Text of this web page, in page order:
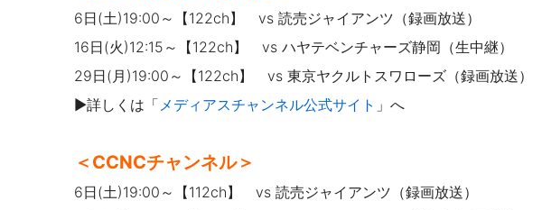
6日(土)19:00～【122ch】 vs 読売ジャイアンツ（録画放送）
16日(火)12:15～【122ch】 vs ハヤテベンチャーズ静岡（生中継）
29日(月)19:00～【122ch】 vs 東京ヤクルトスワローズ （録画放送）
▶詳しくは「 メディアスチャンネル公式サイト 」へ
＜CCNCチャンネル＞
6日(土)19:00～【112ch】 vs 読売ジャイアンツ（録画放送）